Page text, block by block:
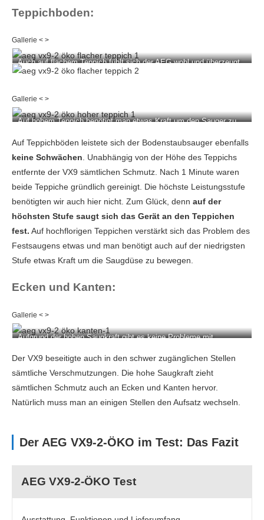
Teppichboden:
Auch auf flachem Teppich fühlt sich der AEG wohl und überzeugt
mit sehr guter Saugleistung - sogar auf der niedrigsten Stufe.
Auf hohem Teppich benötigt man etwas Kraft um den Sauger zu
Auf Teppichböden leistete sich der Bodenstaubsauger ebenfalls
keine Schwächen . Unabhängig von der Höhe des Teppichs
entfernte der VX9 sämtlichen Schmutz. Nach 1 Minute waren
beide Teppiche gründlich gereinigt. Die höchste Leistungsstufe
benötigten wir auch hier nicht. Zum Glück, denn auf der
höchsten Stufe saugt sich das Gerät an den Teppichen
fest. Auf hochflorigen Teppichen verstärkt sich das Problem des
Festsaugens etwas und man benötigt auch auf der niedrigsten
Stufe etwas Kraft um die Saugdüse zu bewegen.
Ecken und Kanten:
Aufgrund der hohen Saugkraft gibt es keine Probleme mit
Der VX9 beseitigte auch in den schwer zugänglichen Stellen
sämtliche Verschmutzungen. Die hohe Saugkraft zieht
sämtlichen Schmutz auch an Ecken und Kanten hervor.
Natürlich muss man an einigen Stellen den Aufsatz wechseln.
Der AEG VX9-2-ÖKO im Test: Das Fazit
AEG VX9-2-ÖKO Test